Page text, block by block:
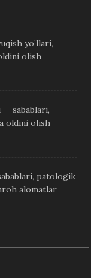
yo’llari,
olish
sabablari,
oldini olish
patologik
alomatlar